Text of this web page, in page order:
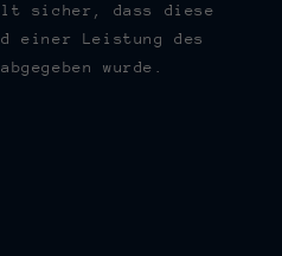
sicher, dass diese
einer Leistung des
wurde.